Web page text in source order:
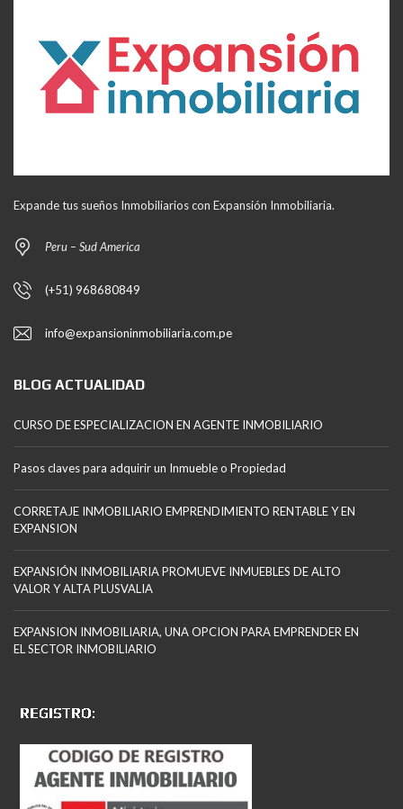
Expande tus sueños Inmobiliarios con Expansión Inmobiliaria.
Peru – Sud America
(+51) 968680849
info@expansioninmobiliaria.com.pe
BLOG ACTUALIDAD
CURSO DE ESPECIALIZACION EN AGENTE INMOBILIARIO
Pasos claves para adquirir un Inmueble o Propiedad
CORRETAJE INMOBILIARIO EMPRENDIMIENTO RENTABLE Y EN
EXPANSION
EXPANSIÓN INMOBILIARIA PROMUEVE INMUEBLES DE ALTO
VALOR Y ALTA PLUSVALIA
EXPANSION INMOBILIARIA, UNA OPCION PARA EMPRENDER EN
EL SECTOR INMOBILIARIO